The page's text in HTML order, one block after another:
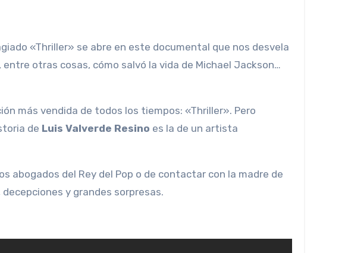
«Thriller» se abre en este documental que nos desvela
otras cosas, cómo salvó la vida de Michael Jackson…
más vendida de todos los tiempos: «Thriller». Pero
de Luis Valverde Resino es la de un artista
abogados del Rey del Pop o de contactar con la madre de
y grandes sorpresas.